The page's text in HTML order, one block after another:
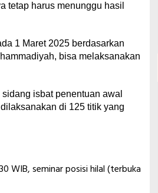
tetap harus menunggu hasil
1 Maret 2025 berdasarkan
bisa melaksanakan
isbat penentuan awal
di 125 titik yang
WIB, seminar posisi hilal (terbuka